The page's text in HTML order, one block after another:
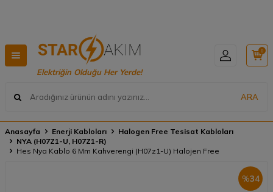
Elektriğin Olduğu Her Yerde!
ARA
0
Anasayfa Enerji Kabloları
Halogen Free Tesisat Kabloları
NYA (H07Z1-U, H07Z1-R)
Hes Nya Kablo 6 Mm Kahverengi (H07z1-U) Halojen Free
%34